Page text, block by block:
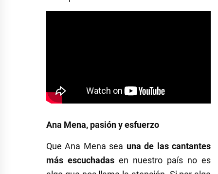
Ana Mena, pasión y esfuerzo
Que Ana Mena sea una de las cantantes
más escuchadas en nuestro país no es